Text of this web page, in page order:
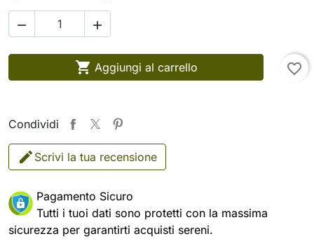
 
 Aggiungi al carrello favorite_border
Condividi
Scrivi la tua recensione
Pagamento Sicuro
Tutti i tuoi dati sono protetti con la massima
sicurezza per garantirti acquisti sereni.